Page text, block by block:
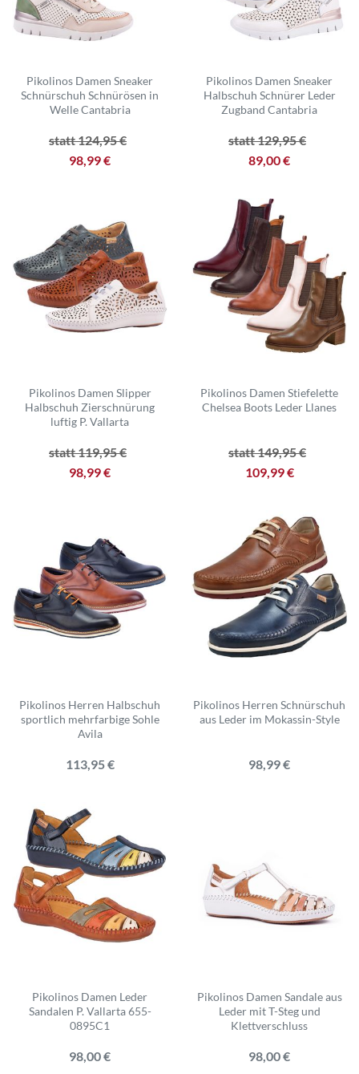
Pikolinos Damen Sneaker
Schnürschuh Schnürösen in
Welle Cantabria
statt 124,95 €
98,99 €
Pikolinos Damen Sneaker
Halbschuh Schnürer Leder
Zugband Cantabria
statt 129,95 €
89,00 €
Pikolinos Damen Slipper
Halbschuh Zierschnürung
luftig P. Vallarta
statt 119,95 €
98,99 €
Pikolinos Damen Stiefelette
Chelsea Boots Leder Llanes
statt 149,95 €
109,99 €
Pikolinos Herren Halbschuh
sportlich mehrfarbige Sohle
Avila
113,95 €
Pikolinos Herren Schnürschuh
aus Leder im Mokassin-Style
98,99 €
Pikolinos Damen Leder
Sandalen P. Vallarta 655-
0895C1
98,00 €
Pikolinos Damen Sandale aus
Leder mit T-Steg und
Klettverschluss
98,00 €